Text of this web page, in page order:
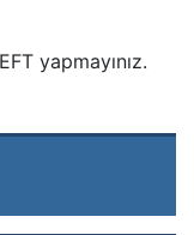
yapmayınız.